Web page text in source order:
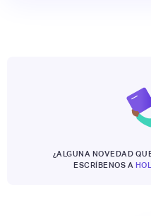
¿ALGUNA NOVEDAD
ESCRÍBENOS A